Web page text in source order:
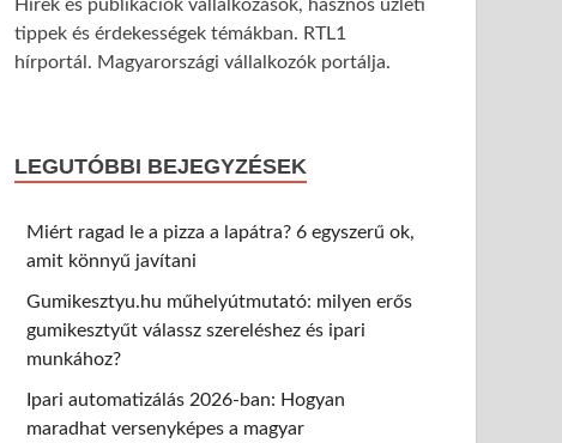
Hírek és publikációk vállalkozások, hasznos üzleti
tippek és érdekességek témákban. RTL1
hírportál. Magyarországi vállalkozók portálja.
LEGUTÓBBI BEJEGYZÉSEK
Miért ragad le a pizza a lapátra? 6 egyszerű ok,
amit könnyű javítani
Gumikesztyu.hu műhelyútmutató: milyen erős
gumikesztyűt válassz szereléshez és ipari
munkához?
Ipari automatizálás 2026-ban: Hogyan
maradhat versenyképes a magyar